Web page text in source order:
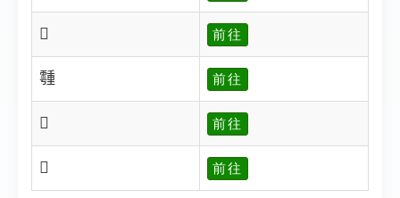
𩅝 前往
𩅞 前往
𩅟 前往
𩅠 前往